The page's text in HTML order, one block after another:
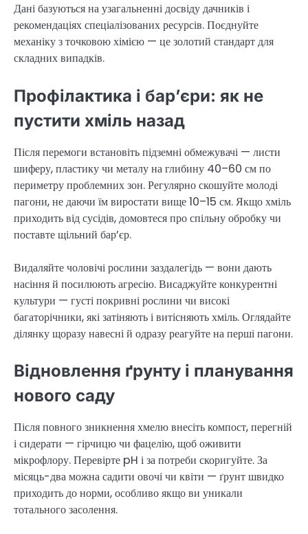
Дані базуються на узагальненні досвіду дачників і
рекомендаціях спеціалізованих ресурсів. Поєднуйте
механіку з точковою хімією — це золотий стандарт для
складних випадків.
Профілактика і бар’єри: як не
пустити хміль назад
Після перемоги встановіть підземні обмежувачі — листи
шиферу, пластику чи металу на глибину 40–60 см по
периметру проблемних зон. Регулярно скошуйте молоді
пагони, не даючи їм виростати вище 10–15 см. Якщо хміль
приходить від сусідів, домовтеся про спільну обробку чи
поставте щільний бар’єр.
Видаляйте чоловічі рослини заздалегідь — вони дають
насіння й посилюють агресію. Висаджуйте конкурентні
культури — густі покривні рослини чи високі
багаторічники, які затіняють і витісняють хміль. Оглядайте
ділянку щоразу навесні й одразу реагуйте на перші пагони.
Відновлення ґрунту і планування
нового саду
Після повного зникнення хмелю внесіть компост, перегній
і сидерати — гірчицю чи фацелію, щоб оживити
мікрофлору. Перевірте pH і за потреби скоригуйте. За
місяць-два можна садити овочі чи квіти — ґрунт швидко
приходить до норми, особливо якщо ви уникали
тотального засолення.